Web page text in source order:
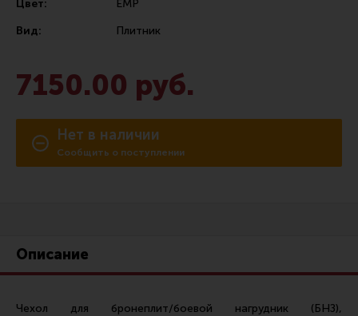
Тюнинг для пистолетов
Идеи для подарков
Все разделы
Каталог товаров для стрельбы
Кобуры для IPSC
Цвет:
ЕМР
Вид:
Плитник
7150.00 руб.
Нет в наличии
Сообщить о поступлении
Описание
Чехол для бронеплит/боевой нагрудник (БНЗ),